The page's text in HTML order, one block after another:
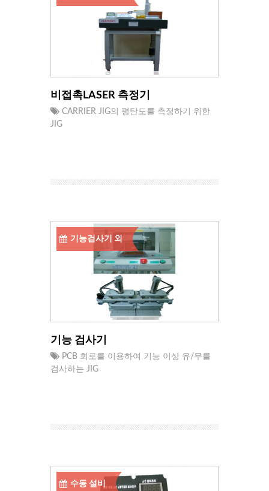
비접촉LASER 측정기
CARRIER JIG의 평탄도를 측정하기 위한
JIG
기능검사기 외
기능 검사기
PCB 회로를 이용하여 기능 이상 유/무를
검사하는 JIG
수동 설비